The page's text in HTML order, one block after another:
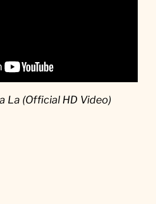
La (Official HD Video)